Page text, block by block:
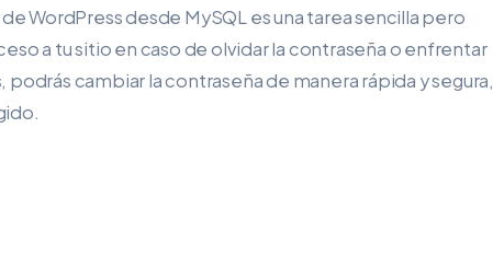
WordPress desde MySQL es una tarea sencilla pero
a tu sitio en caso de olvidar la contraseña o enfrentar
cambiar la contraseña de manera rápida y segura,